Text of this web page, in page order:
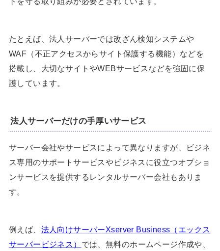
たとえば、法人サーバーでは改ざん検知システムや
WAF（不正アクセスからサイト保護する機能）などを
搭載し、大切なサイトやWEBサービスなどを強固に保
護しています。
法人サーバーだけの手厚いサービス
サーバー会社やサービスによって異なりますが、ビジネ
ス専用のサポートサービスやビジネスに役立つオプショ
ンサービスを提供するレンタルサーバー会社もありま
す。
例えば、 法人向けサーバーXserver Business（エックス
サーバービジネス） では、無料のホームページ作成や、